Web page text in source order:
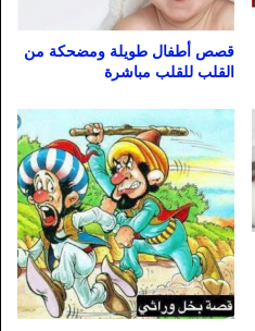
قصص أطفال طويلة ومضحكة من
القلب للقلب مباشرة